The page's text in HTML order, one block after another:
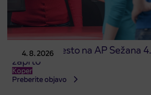
4. 8. 2026
Prodajno mesto na AP Sežana
zaprto
Koper
Preberite objavo